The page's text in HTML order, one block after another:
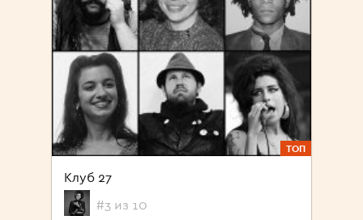
ТОП
Клуб 27
#3 из 10